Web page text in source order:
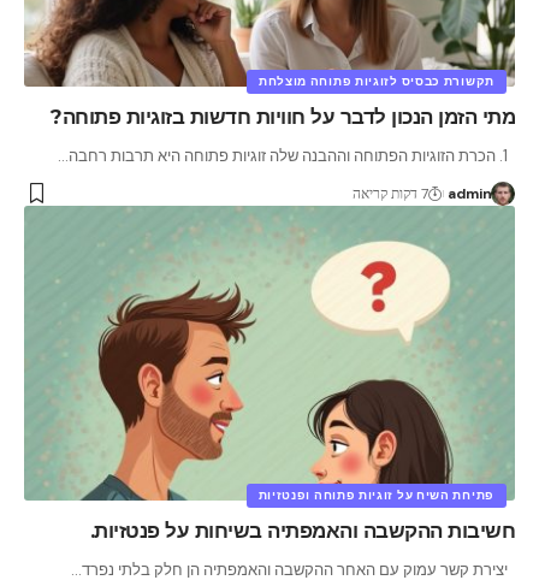
תקשורת כבסיס לזוגיות פתוחה מוצלחת
מתי הזמן הנכון לדבר על חוויות חדשות בזוגיות פתוחה?
…
admin 7 דקות קריאה
פתיחת השיח על זוגיות פתוחה ופנטזיות
חשיבות ההקשבה והאמפתיה בשיחות על פנטזיות.
יצירת קשר עמוק עם האחר ההקשבה והאמפתיה הן חלק בלתי נפרד…